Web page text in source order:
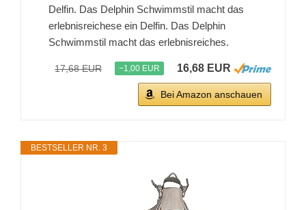
Delfin. Das Delphin Schwimmstil macht das
erlebnisreichese ein Delfin. Das Delphin
Schwimmstil macht das erlebnisreiches.
17,68 EUR −1,00 EUR 16,68 EUR
Bei Amazon anschauen
BESTSELLER NR. 3